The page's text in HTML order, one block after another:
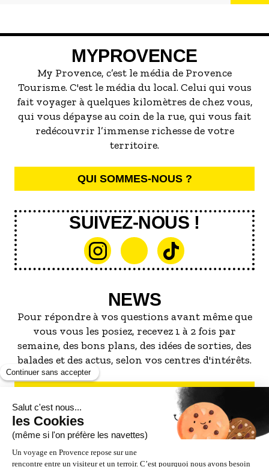
peut d'ailleurs vite être submergé·e par la
servir la meilleure...
MYPROVENCE
My Provence, c’est le média de Provence
Tourisme. C'est le média du local. Celui qui vous
fait voyager à quelques kilomètres de chez vous,
qui vous dépayse au coin de la rue, qui vous fait
redécouvrir l’immense richesse de votre
territoire.
QUI SOMMES-NOUS ?
SUIVEZ-NOUS !
NEWS
Pour répondre à vos questions avant même que
vous vous les posiez, recevez 1 à 2 fois par
semaine, des bons plans, des idées de sorties, des
balades et des actus, selon vos centres d'intérêts.
S'INSCRIRE À LA NEWSLETTER